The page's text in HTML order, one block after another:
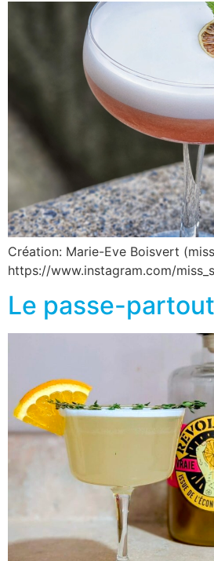
Création: Marie-Eve Boisvert
https://www.instagram.com/
Le passe-partout